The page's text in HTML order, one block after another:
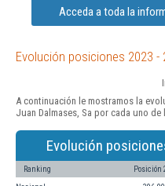
Acceda a toda la
Evolución posiciones 2023 -
A continuación le mostramos la
Juan Dalmases, Sa por cada uno
Evolución
Ranking Posición